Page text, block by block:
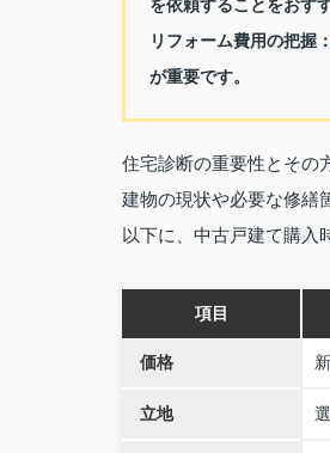
を依頼することをおす
リフォーム費用の把握：
が重要です。
住宅診断の重要性とその
建物の現状や必要な修繕
以下に、中古戸建て購入
項目
価格
立地